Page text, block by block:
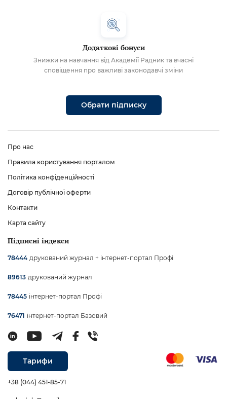
Додаткові бонуси
Знижки на навчання від Академії Радник та вчасні
сповіщення про важливі законодавчі зміни
Обрати підписку
Про нас
Правила користування порталом
Політика конфіденційності
Договір публічної оферти
Контакти
Карта сайту
Підписні індекси
78444 друкований журнал + інтернет-портал Профі
89613 друкований журнал
78445 інтернет-портал Профі
76471 інтернет-портал Базовий
Тарифи
+38 (044) 451-85-71